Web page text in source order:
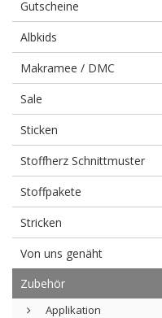
Gutscheine
Albkids
Makramee / DMC
Sale
Sticken
Stoffherz Schnittmuster
Stoffpakete
Stricken
Von uns genäht
Zubehör
Applikation